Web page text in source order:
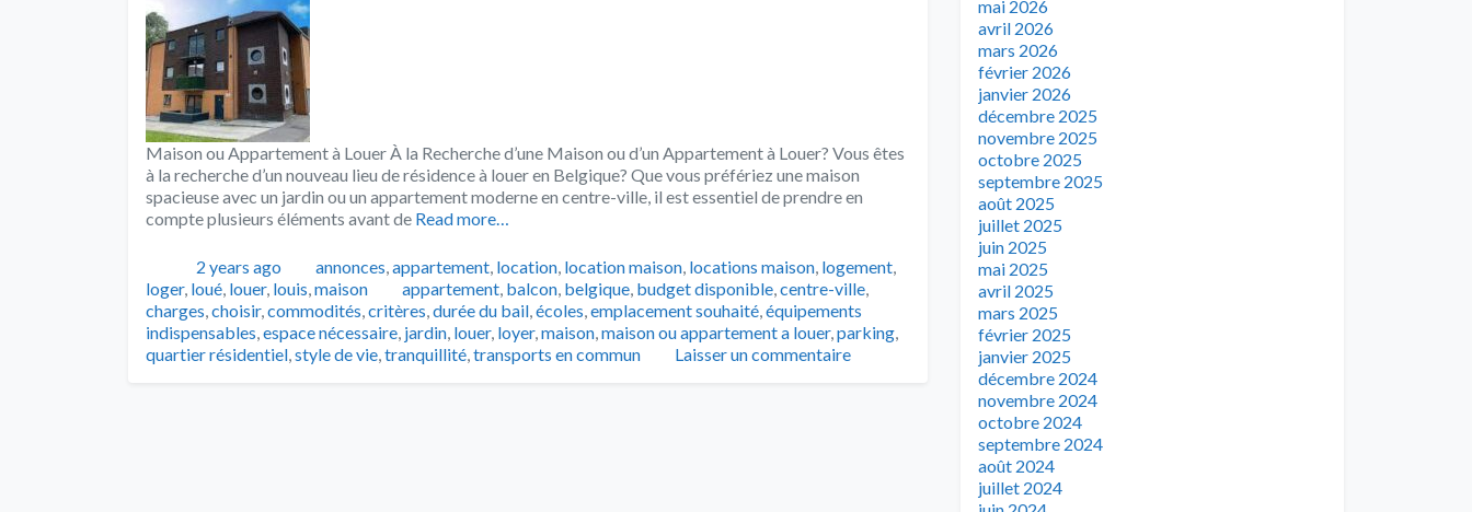
Maison ou Appartement à Louer À la Recherche d’une Maison ou d’un Appartement à Louer? Vous êtes
à la recherche d’un nouveau lieu de résidence à louer en Belgique? Que vous préfériez une maison
spacieuse avec un jardin ou un appartement moderne en centre-ville, il est essentiel de prendre en
compte plusieurs éléments avant de Read more…
Publié2 years ago Catégories
annonces,appartement, location, location maison, locations maison, logement,
loger, loué, louer, louis,maison Tags
appartement, balcon, belgique, budget disponible,centre-ville,
charges,choisir,commodités,critères,durée du bail,écoles,emplacement souhaité,équipements
indispensables,espace nécessaire, jardin, louer, loyer,maison,maison ou appartement a louer,parking,
quartier résidentiel,style de vie,tranquillité,transports en commun Laisser un commentaire
mai 2026
avril 2026
mars 2026
février 2026
janvier 2026
décembre 2025
novembre 2025
octobre 2025
septembre 2025
août 2025
juillet 2025
juin 2025
mai 2025
avril 2025
mars 2025
février 2025
janvier 2025
décembre 2024
novembre 2024
octobre 2024
septembre 2024
août 2024
juillet 2024